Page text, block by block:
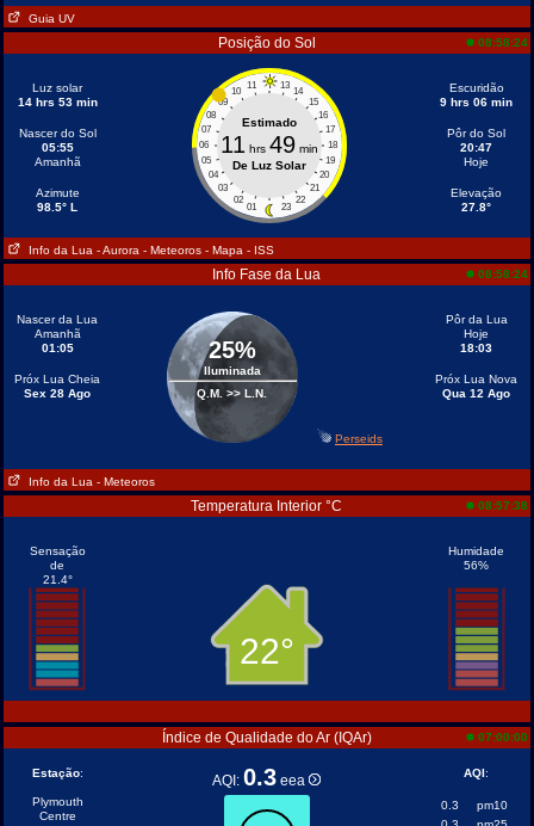
Guia UV
Posição do Sol 08:58:24
Luz solar
14 hrs 53 min
Nascer do Sol
05:55
Amanhã
Azimute
98.5° L
11 13
10
14
09
15
08
16
07
17
06
18
05
19
04
20
03
21
02
22
01 23
Estimado
11 hrs 49min
De Luz Solar
Escuridão
9 hrs 06 min
Pôr do Sol
20:47
Hoje
Elevação
27.8°
Info da Lua - Aurora - Meteoros - Mapa - ISS
Info Fase da Lua 08:58:24
Nascer da Lua
Amanhã
01:05
Próx Lua Cheia
Sex 28 Ago
25%
Iluminada
Q.M. >> L.N.
Pôr da Lua
Hoje
18:03
Próx Lua Nova
Qua 12 Ago
Perseids
Info da Lua - Meteoros
Temperatura Interior °C 08:57:38
Sensação
de
21.4°
22°
Humidade
56%
Índice de Qualidade do Ar (IQAr) 07:00:00
Estação:
Plymouth
Centre
AQI:0.3 eea AQI:
0.3
pm10